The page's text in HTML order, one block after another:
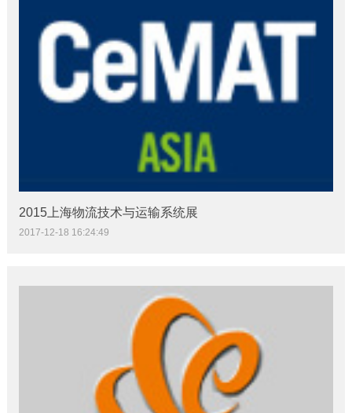
2015上海物流技术与运输系统展
2017-12-18 16:24:49